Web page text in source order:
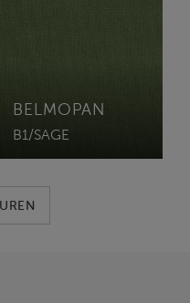
BELMOPAN
B1/SAGE